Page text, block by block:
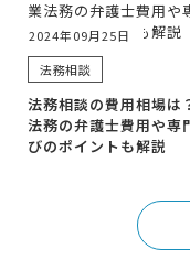
2024年09月25日
法務相談
法務相談の費用相場は
法務の弁護士費用や専
びのポイントも解説